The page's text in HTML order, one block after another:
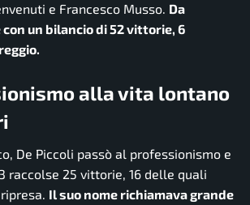
e Francesco Musso. Da
un bilancio di 52 vittorie, 6
alla vita lontano
De Piccoli passò al professionismo e
raccolse 25 vittorie, 16 delle quali
Il suo nome richiamava grande